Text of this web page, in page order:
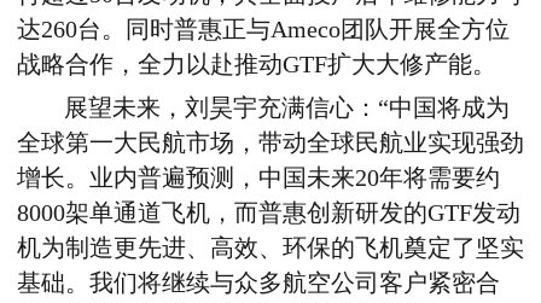
达260台。同时普惠正与Ameco团队开展全方位
战略合作，全力以赴推动GTF扩大大修产能。
展望未来，刘昊宇充满信心：“中国将成为
全球第一大民航市场，带动全球民航业实现强劲
增长。业内普遍预测，中国未来20年将需要约
8000架单通道飞机，而普惠创新研发的GTF发动
机为制造更先进、高效、环保的飞机奠定了坚实
基础。我们将继续与众多航空公司客户紧密合